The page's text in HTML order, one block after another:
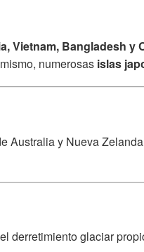
Vietnam, Bangladesh y
numerosas islas
Australia y Nueva
derretimiento glaciar